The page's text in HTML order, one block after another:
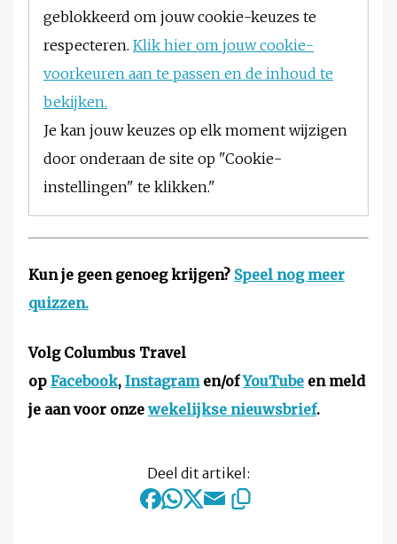
geblokkeerd om jouw cookie-keuzes te
respecteren. Klik hier om jouw cookie-
voorkeuren aan te passen en de inhoud te
bekijken.
Je kan jouw keuzes op elk moment wijzigen
door onderaan de site op "Cookie-
instellingen" te klikken."
Kun je geen genoeg krijgen? Speel nog meer
quizzen.
Volg Columbus Travel
op Facebook, Instagramen/ofYouTube en meld
je aan voor onze wekelijkse nieuwsbrief.
Deel dit artikel: